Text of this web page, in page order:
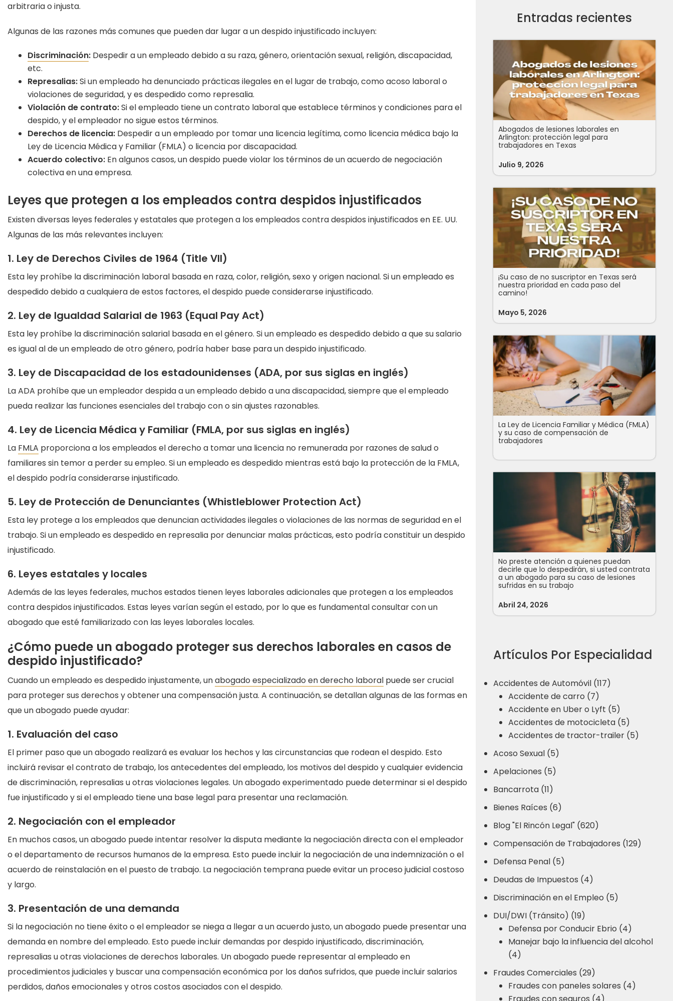
arbitraria o injusta.
Algunas de las razones más comunes que pueden dar lugar a un despido injustificado incluyen:
Discriminación: Despedir a un empleado debido a su raza, género, orientación sexual, religión, discapacidad,
etc.
Represalias:Si un empleado ha denunciado prácticas ilegales en el lugar de trabajo, como acoso laboral o
violaciones de seguridad, y es despedido como represalia.
Violación de contrato:Si el empleado tiene un contrato laboral que establece términos y condiciones para el
despido, y el empleador no sigue estos términos.
Derechos de licencia: Despedir a un empleado por tomar una licencia legítima, como licencia médica bajo la
Ley de Licencia Médica y Familiar (FMLA) o licencia por discapacidad.
Acuerdo colectivo: En algunos casos, un despido puede violar los términos de un acuerdo de negociación
colectiva en una empresa.
Leyes que protegen a los empleados contra despidos injustificados
Existen diversas leyes federales y estatales que protegen a los empleados contra despidos injustificados en EE. UU.
Algunas de las más relevantes incluyen:
1. Ley de Derechos Civiles de 1964 (Title VII)
Esta ley prohíbe la discriminación laboral basada en raza, color, religión, sexo y origen nacional. Si un empleado es
despedido debido a cualquiera de estos factores, el despido puede considerarse injustificado.
2. Ley de Igualdad Salarial de 1963 (Equal Pay Act)
Esta ley prohíbe la discriminación salarial basada en el género. Si un empleado es despedido debido a que su salario
es igual al de un empleado de otro género, podría haber base para un despido injustificado.
3. Ley de Discapacidad de los estadounidenses (ADA, por sus siglas en inglés)
La ADA prohíbe que un empleador despida a un empleado debido a una discapacidad, siempre que el empleado
pueda realizar las funciones esenciales del trabajo con o sin ajustes razonables.
4. Ley de Licencia Médica y Familiar (FMLA, por sus siglas en inglés)
La FMLA proporciona a los empleados el derecho a tomar una licencia no remunerada por razones de salud o
familiares sin temor a perder su empleo. Si un empleado es despedido mientras está bajo la protección de la FMLA,
el despido podría considerarse injustificado.
5. Ley de Protección de Denunciantes (Whistleblower Protection Act)
Esta ley protege a los empleados que denuncian actividades ilegales o violaciones de las normas de seguridad en el
trabajo. Si un empleado es despedido en represalia por denunciar malas prácticas, esto podría constituir un despido
injustificado.
6. Leyes estatales y locales
Además de las leyes federales, muchos estados tienen leyes laborales adicionales que protegen a los empleados
contra despidos injustificados. Estas leyes varían según el estado, por lo que es fundamental consultar con un
abogado que esté familiarizado con las leyes laborales locales.
¿Cómo puede un abogado proteger sus derechos laborales en casos de
despido injustificado?
Cuando un empleado es despedido injustamente, unabogado especializado en derecho laboral puede ser crucial
para proteger sus derechos y obtener una compensación justa. A continuación, se detallan algunas de las formas en
que un abogado puede ayudar:
1. Evaluación del caso
El primer paso que un abogado realizará es evaluar los hechos y las circunstancias que rodean el despido. Esto
incluirá revisar el contrato de trabajo, los antecedentes del empleado, los motivos del despido y cualquier evidencia
de discriminación, represalias u otras violaciones legales. Un abogado experimentado puede determinar si el despido
fue injustificado y si el empleado tiene una base legal para presentar una reclamación.
2. Negociación con el empleador
En muchos casos, un abogado puede intentar resolver la disputa mediante la negociación directa con el empleador
o el departamento de recursos humanos de la empresa. Esto puede incluir la negociación de una indemnización o el
acuerdo de reinstalación en el puesto de trabajo. La negociación temprana puede evitar un proceso judicial costoso
y largo.
3. Presentación de una demanda
Si la negociación no tiene éxito o el empleador se niega a llegar a un acuerdo justo, un abogado puede presentar una
demanda en nombre del empleado. Esto puede incluir demandas por despido injustificado, discriminación,
represalias u otras violaciones de derechos laborales. Un abogado puede representar al empleado en
procedimientos judiciales y buscar una compensación económica por los daños sufridos, que puede incluir salarios
perdidos, daños emocionales y otros costos asociados con el despido.
Entradas recientes
Abogados de lesiones laborales en
Arlington: protección legal para
trabajadores en Texas
Julio 9, 2026
¡Su caso de no suscriptor en Texas será
nuestra prioridad en cada paso del
camino!
Mayo 5, 2026
La Ley de Licencia Familiar y Médica (FMLA)
y su caso de compensación de
trabajadores
No preste atención a quienes puedan
decirle que lo despedirán, si usted contrata
a un abogado para su caso de lesiones
sufridas en su trabajo
Abril 24, 2026
Artículos Por Especialidad
Accidentes de Automóvil (117)
Accidente de carro (7)
Accidente en Uber o Lyft (5)
Accidentes de motocicleta (5)
Accidentes de tractor-trailer (5)
Acoso Sexual (5)
Apelaciones (5)
Bancarrota (11)
Bienes Raíces (6)
Blog "El Rincón Legal" (620)
Compensación de Trabajadores (129)
Defensa Penal (5)
Deudas de Impuestos (4)
Discriminación en el Empleo (5)
DUI/DWI (Tránsito) (19)
Defensa por Conducir Ebrio (4)
Manejar bajo la influencia del alcohol
(4)
Fraudes Comerciales (29)
Fraudes con paneles solares (4)